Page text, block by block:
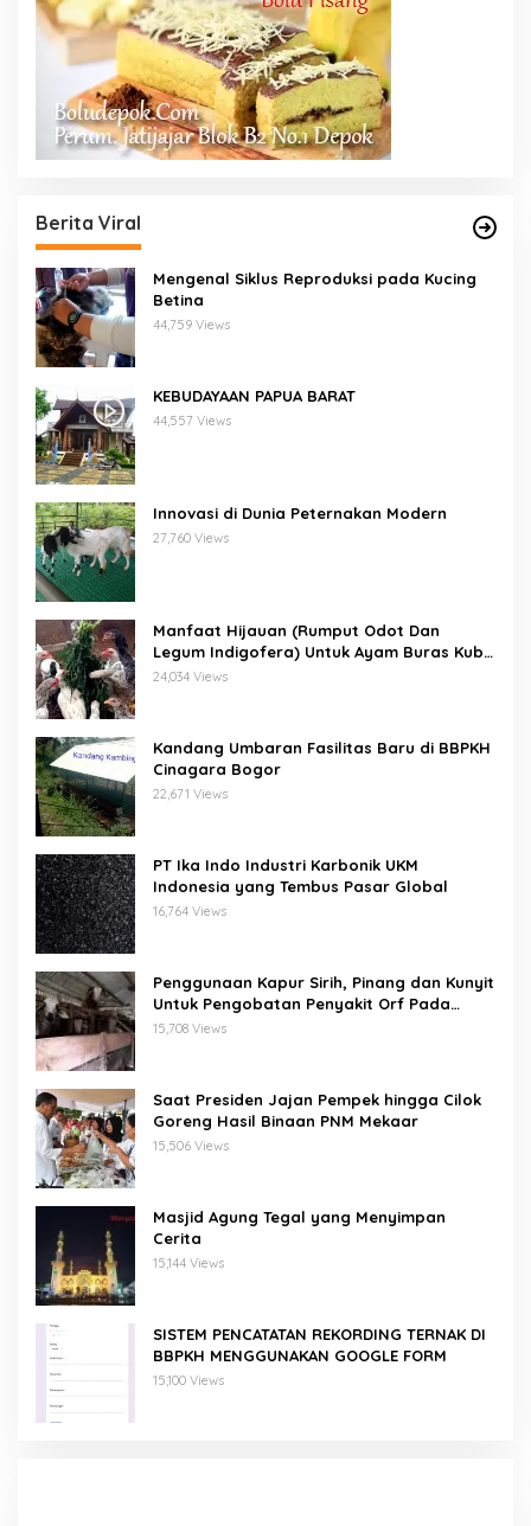
Berita Viral
Mengenal Siklus Reproduksi pada Kucing
Betina
44,759 Views
KEBUDAYAAN PAPUA BARAT
44,557 Views
Innovasi di Dunia Peternakan Modern
27,760 Views
Manfaat Hijauan (Rumput Odot Dan
Legum Indigofera) Untuk Ayam Buras Kub
Dan Sensi
24,034 Views
Kandang Umbaran Fasilitas Baru di BBPKH
Cinagara Bogor
22,671 Views
PT Ika Indo Industri Karbonik UKM
Indonesia yang Tembus Pasar Global
16,764 Views
Penggunaan Kapur Sirih, Pinang dan Kunyit
Untuk Pengobatan Penyakit Orf Pada
Domba/Kambing
15,708 Views
Saat Presiden Jajan Pempek hingga Cilok
Goreng Hasil Binaan PNM Mekaar
15,506 Views
Masjid Agung Tegal yang Menyimpan
Cerita
15,144 Views
SISTEM PENCATATAN REKORDING TERNAK DI
BBPKH MENGGUNAKAN GOOGLE FORM
15,100 Views